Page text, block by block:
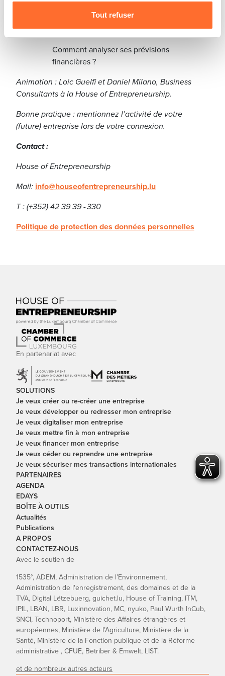
protection des données personnelles.
Tout refuser
Les investissements.
Le prévisionnel du chiffre d'affaires.
Comment analyser ses prévisions
financières ?
Animation : Loic Guelfi et Daniel Milano, Business
Consultants à la House of Entrepreneurship.
Bonne pratique : mentionnez l’activité de votre
(future) entreprise lors de votre connexion.
Contact :
House of Entrepreneurship
Mail: info@houseofentrepreneurship.lu
T : (+352) 42 39 39 - 330
Politique de protection des données personnelles
En partenariat avec
SOLUTIONS
Je veux créer ou re-créer une entreprise
Je veux développer ou redresser mon entreprise
Je veux digitaliser mon entreprise
Je veux mettre fin à mon entreprise
Je veux financer mon entreprise
Je veux céder ou reprendre une entreprise
Je veux sécuriser mes transactions internationales
PARTENAIRES
AGENDA
EDAYS
BOÎTE À OUTILS
Actualités
Publications
A PROPOS
CONTACTEZ-NOUS
Avec le soutien de
1535°, ADEM, Administration de l’Environnement,
Administration de l'enregistrement, des domaines et de la
TVA, Digital Lëtzebuerg, guichet.lu, House of Training, ITM,
IPIL, LBAN, LBR, Luxinnovation, MC, nyuko, Paul Wurth InCub,
SNCI, Technoport, Ministère des Affaires étrangères et
européennes, Ministère de l’Agriculture, Ministère de la
Santé, Ministère de la Fonction publique et de la Réforme
administrative , CFUE, Betriber & Emwelt, LIST.
et de nombreux autres acteurs